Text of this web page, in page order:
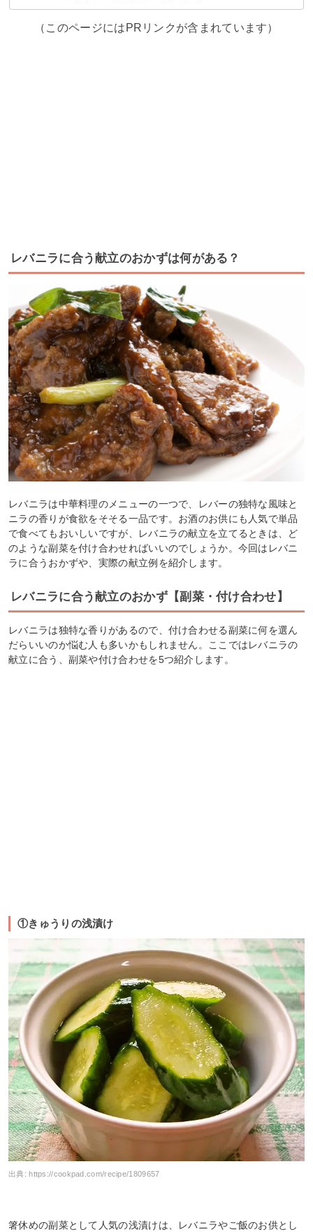
（このページにはPRリンクが含まれています）
レバニラに合う献立のおかずは何がある？
レバニラは中華料理のメニューの一つで、レバーの独特な風味と
ニラの香りが食欲をそそる一品です。お酒のお供にも人気で単品
で食べてもおいしいですが、レバニラの献立を立てるときは、ど
のような副菜を付け合わせればいいのでしょうか。今回はレバニ
ラに合うおかずや、実際の献立例を紹介します。
レバニラに合う献立のおかず【副菜・付け合わせ】
レバニラは独特な香りがあるので、付け合わせる副菜に何を選ん
だらいいのか悩む人も多いかもしれません。ここではレバニラの
献立に合う、副菜や付け合わせを5つ紹介します。
①きゅうりの浅漬け
出典: https://cookpad.com/recipe/1809657
箸休めの副菜として人気の浅漬けは、レバニラやご飯のお供とし